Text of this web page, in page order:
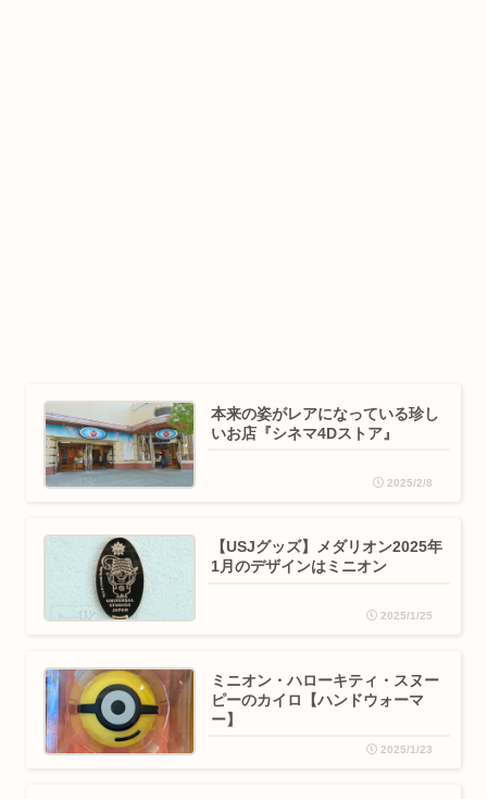
本来の姿がレアになっている珍し
いお店『シネマ4Dストア』
2025/2/8
【USJグッズ】メダリオン2025年
1月のデザインはミニオン
2025/1/25
ミニオン・ハローキティ・スヌー
ピーのカイロ【ハンドウォーマ
ー】
2025/1/23